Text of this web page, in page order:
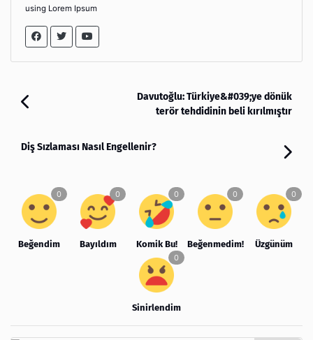
using Lorem Ipsum
Davutoğlu: Türkiye&#039;ye dönük
terör tehdidinin beli kırılmıştır
Diş Sızlaması Nasıl Engellenir?
Beğendim Bayıldım Komik Bu! Beğenmedim! Üzgünüm
Sinirlendim